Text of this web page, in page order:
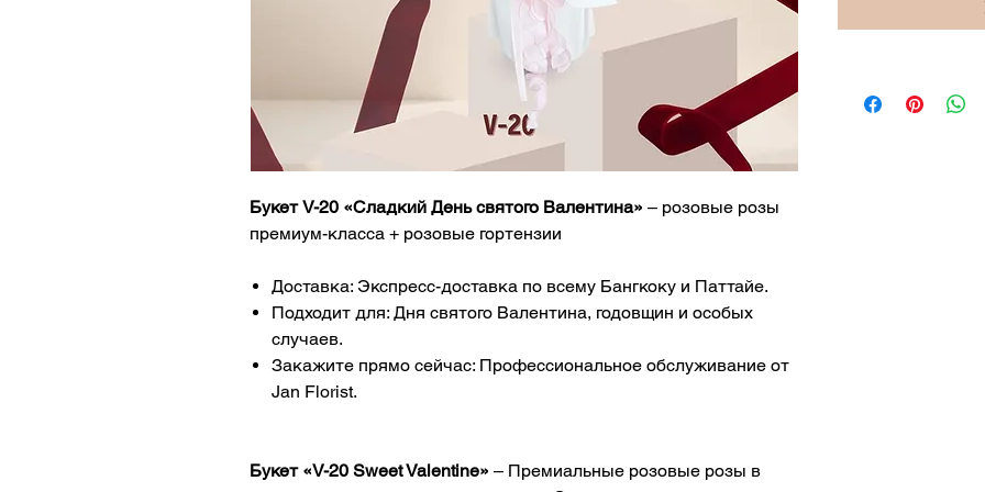
Букет V-20 «Сладкий День святого Валентина» – розовые розы
премиум-класса + розовые гортензии
Доставка: Экспресс-доставка по всему Бангкоку и Паттайе.
Подходит для: Дня святого Валентина, годовщин и особых
случаев.
Закажите прямо сейчас: Профессиональное обслуживание от
Jan Florist.
Букет «V-20 Sweet Valentine» – Премиальные розовые розы в